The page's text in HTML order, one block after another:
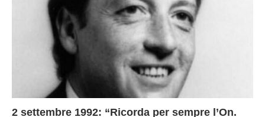
2 settembre 1992: “Ricorda per sempre l’On.